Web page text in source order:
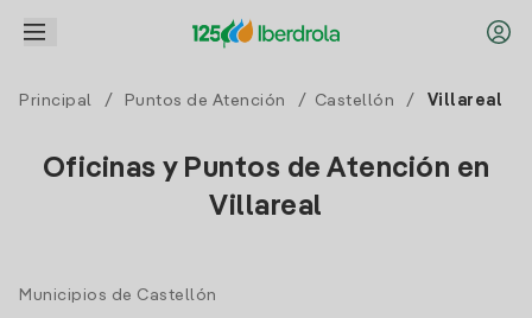
Principal / Puntos de Atención / Castellón / Villareal
Oficinas y Puntos de Atención en
Villareal
Municipios de Castellón